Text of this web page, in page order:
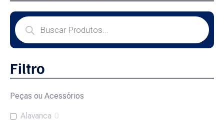
Filtro
Peças ou Acessórios
Alavanca 0